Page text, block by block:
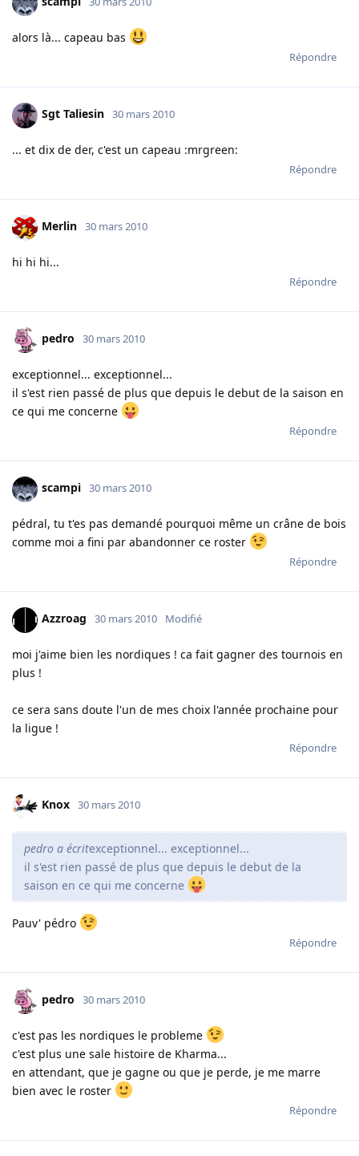
alors là... capeau bas
Répondre
Sgt Taliesin 30 mars 2010
... et dix de der, c'est un capeau :mrgreen:
Répondre
Merlin 30 mars 2010
hi hi hi...
Répondre
pedro 30 mars 2010
exceptionnel... exceptionnel...
il s'est rien passé de plus que depuis le debut de la saison en
ce qui me concerne
Répondre
scampi 30 mars 2010
pédral, tu t'es pas demandé pourquoi même un crâne de bois
comme moi a fini par abandonner ce roster
Répondre
Azzroag 30 mars 2010 Modifié
moi j'aime bien les nordiques ! ca fait gagner des tournois en
plus !
ce sera sans doute l'un de mes choix l'année prochaine pour
la ligue !
Répondre
Knox 30 mars 2010
pedro a écritexceptionnel... exceptionnel...
il s'est rien passé de plus que depuis le debut de la
saison en ce qui me concerne
Pauv' pédro
Répondre
pedro 30 mars 2010
c'est pas les nordiques le probleme
c'est plus une sale histoire de Kharma...
en attendant, que je gagne ou que je perde, je me marre
bien avec le roster
Répondre